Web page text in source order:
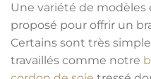
Une variété de
proposé pour offrir un
Certains sont très
travaillés comme notre